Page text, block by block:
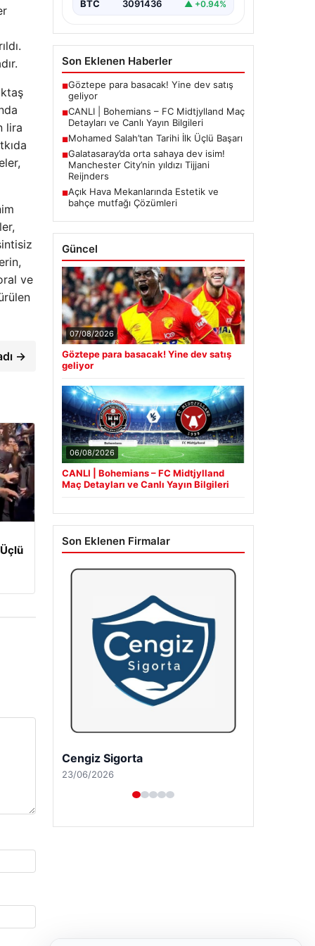
lira
ve
→
BTC 3091436 ▲ +0.94%
Son Eklenen Haberler
■Göztepe para basacak! Yine dev satış
geliyor
■CANLI | Bohemians – FC Midtjylland Maç
Detayları ve Canlı Yayın Bilgileri
■Mohamed Salah’tan Tarihi İlk Üçlü Başarı
■Galatasaray’da orta sahaya dev isim!
Manchester City’nin yıldızı Tijjani
Reijnders
■Açık Hava Mekanlarında Estetik ve
bahçe mutfağı Çözümleri
Güncel
07/08/2026
Göztepe para basacak! Yine dev satış
geliyor
06/08/2026
CANLI | Bohemians – FC Midtjylland
Maç Detayları ve Canlı Yayın Bilgileri
Son Eklenen Firmalar
Hastaş Beton
26/05/2026